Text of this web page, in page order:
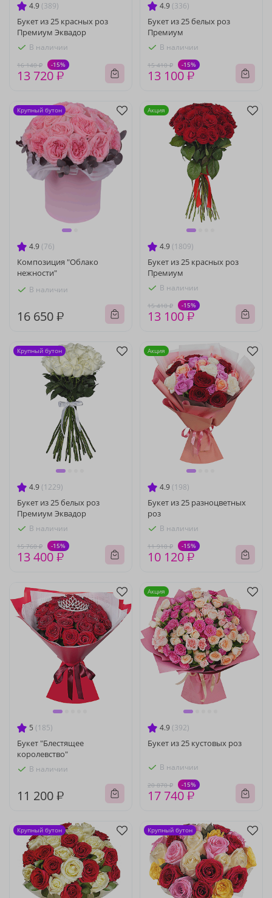
4.9 (389)
Букет из 25 красных роз
Премиум Эквадор
В наличии
16 140 ₽ -15%
13 720 ₽
4.9 (336)
Букет из 25 белых роз
Премиум
В наличии
15 410 ₽ -15%
13 100 ₽
4.9 (76)
Композиция "Облако
нежности"
В наличии
16 650 ₽
Крупный бутон
4.9 (1809)
Букет из 25 красных роз
Премиум
В наличии
15 410 ₽ -15%
13 100 ₽
Акция
4.9 (1229)
Букет из 25 белых роз
Премиум Эквадор
В наличии
15 760 ₽ -15%
13 400 ₽
Крупный бутон
4.9 (198)
Букет из 25 разноцветных
роз
В наличии
11 910 ₽ -15%
10 120 ₽
Акция
5 (185)
Букет "Блестящее
королевство"
В наличии
11 200 ₽
4.9 (392)
Букет из 25 кустовых роз
В наличии
20 870 ₽ -15%
17 740 ₽
Акция
Крупный бутон Крупный бутон